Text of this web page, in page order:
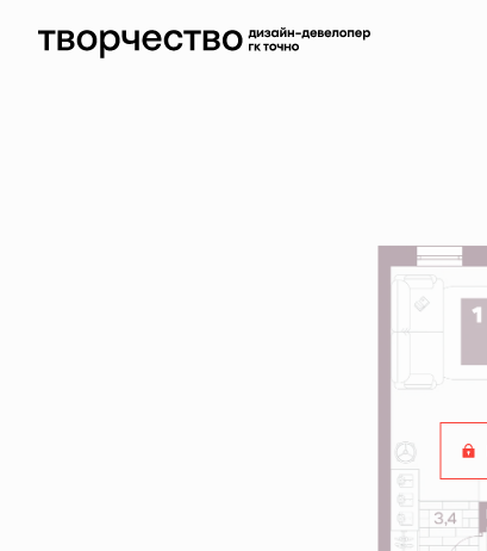
Студия27.26 м2 Цена по запросу